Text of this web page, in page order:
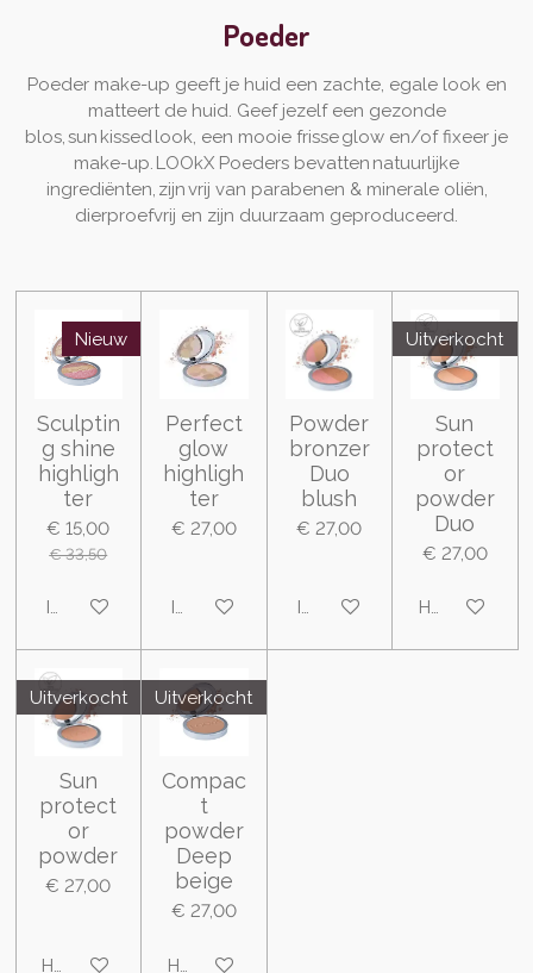
Poeder
Poeder make-up geeft je huid een zachte, egale look en
matteert de huid. Geef jezelf een gezonde
blos, sun kissed look, een mooie frisse glow en/of fixeer je
make-up. LOOkX Poeders bevatten natuurlijke
ingrediënten, zijn vrij van parabenen & minerale oliën,
dierproefvrij en zijn duurzaam geproduceerd.
Nieuw
Sculptin
g shine
highligh
ter
€ 15,00
€ 33,50
In winkelwagen
Perfect
glow
highligh
ter
€ 27,00
In winkelwagen
Powder
bronzer
Duo
blush
€ 27,00
In winkelwagen
Uitverkocht
Sun
protect
or
powder
Duo
€ 27,00
Houd mij op
Uitverkocht
Sun
protect
or
powder
€ 27,00
Houd mij op de hoogte
Uitverkocht
Compac
t
powder
Deep
beige
€ 27,00
Houd mij op de hoogte